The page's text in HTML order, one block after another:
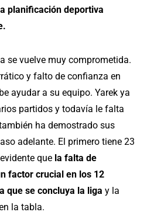
planificación deportiva
se vuelve muy comprometida.
y falto de confianza en
ayudar a su equipo. Yarek ya
partidos y todavía le falta
ha demostrado sus
adelante. El primero tiene 23
que la falta de
factor crucial en los 12
que se concluya la liga y la
la tabla.